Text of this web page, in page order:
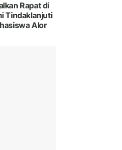
Rapat di
Tindaklanjuti
Alor